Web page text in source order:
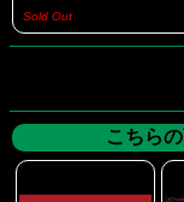
Sold Out
こちら